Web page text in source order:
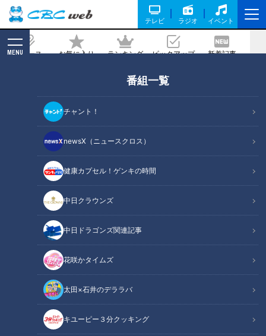
テレビ ラジオ イベント
ニュース お気に入り ランキング ピックアップ 新着記事
MENU
番組一覧
チャント！
newsX（ニュースクロス）
健康カプセル！ゲンキの時間
中日クラウンズ
中日ドラゴンズ関連記事
花咲かタイムズ
太田×石井のデララバ
キユーピー３分クッキング
級”のコモドオオトカゲが見られる名古
屋市・千種区の「東山動植物園」を調査
記事に戻る